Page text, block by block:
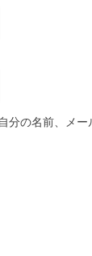
の名前、メー